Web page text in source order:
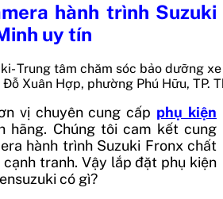
hành trình Suzuki
uy tín
Đỗ Xuân Hợp, phường Phú Hữu, TP.
vị chuyên cung cấp phụ kiện
hãng. Chúng tôi cam kết cung
hành trình Suzuki Fronx chất
tranh. Vậy lắp đặt phụ kiện
có gì?